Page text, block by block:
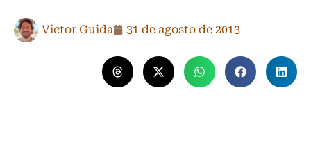
Victor Guida 31 de agosto de 2013